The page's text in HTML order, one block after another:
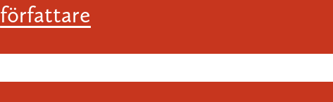
författare